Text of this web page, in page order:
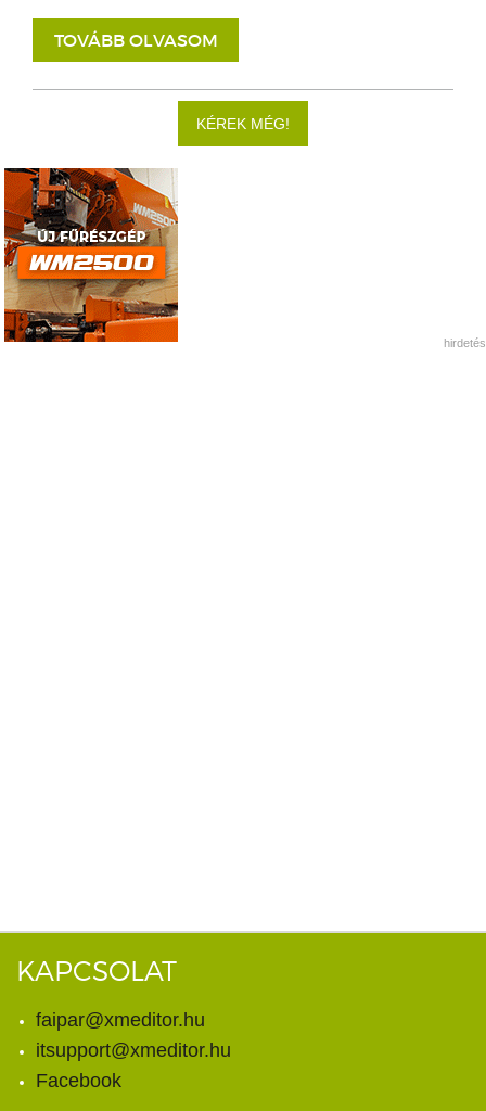
TOVÁBB OLVASOM
KÉREK MÉG!
hirdetés
KAPCSOLAT
faipar@xmeditor.hu
itsupport@xmeditor.hu
Facebook